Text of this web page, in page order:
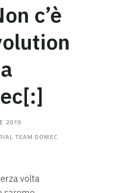
c’è
2019
TEAM DOMEC
volta